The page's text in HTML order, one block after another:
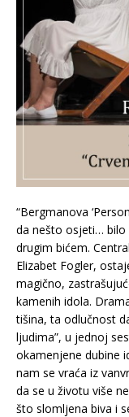
“Bergmanova
da nešto osjeti…
drugim bićem.
Elizabet Fogler,
magično,
kamenih idola.
tišina, ta odlučnost
ljudima”, u jednoj
okamenjene dubine
nam se vraća iz
da se u životu više
što slomljena biva i